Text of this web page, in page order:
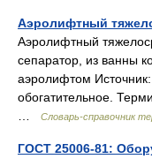
Аэролифтный
Аэролифтный
сепаратор, из ванны
аэролифтом
обогатительное.
Словарь-справочник
ГОСТ 25006-81: